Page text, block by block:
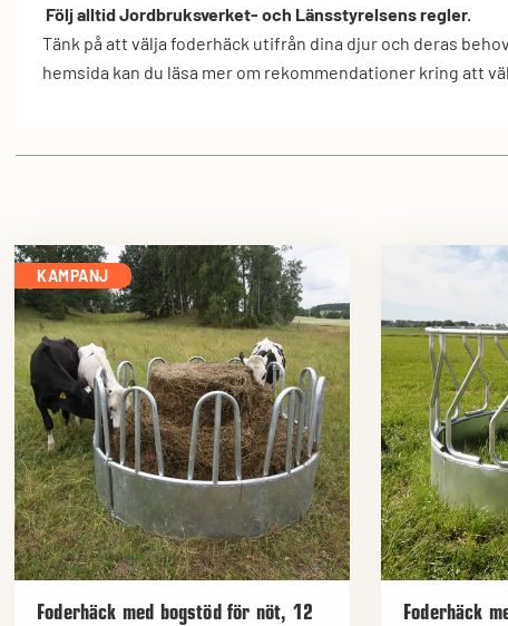
Följ alltid Jordbruksverket- och Länsstyrelsens regler.
Tänk på att välja foderhäck utifrån dina djur och deras
hemsida kan du läsa mer om rekommendationer kring att
KAMPANJ
Foderhäck med bogstöd för nöt, 12
Foderhäck